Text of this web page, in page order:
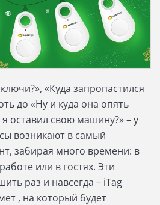
«Куда запропастился
до «Ну и куда она опять
оставил свою машину?» –у
возникают в самый
забирая много времени: в
или в гостях. Эти
раз и навсегда – iTag
, на который будет